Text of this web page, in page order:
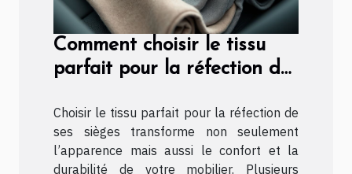
Comment choisir le tissu
parfait pour la réfection de
Choisir le tissu parfait pour la réfection de
ses sièges transforme non seulement
l’apparence mais aussi le confort et la
durabilité de votre mobilier. Plusieurs